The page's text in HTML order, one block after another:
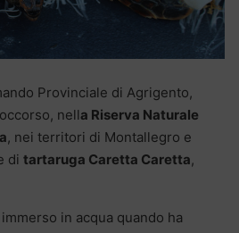
Provinciale di Agrigento,
nella Riserva Naturale
, nei territori di Montallegro e
di tartaruga Caretta Caretta,
in acqua quando ha